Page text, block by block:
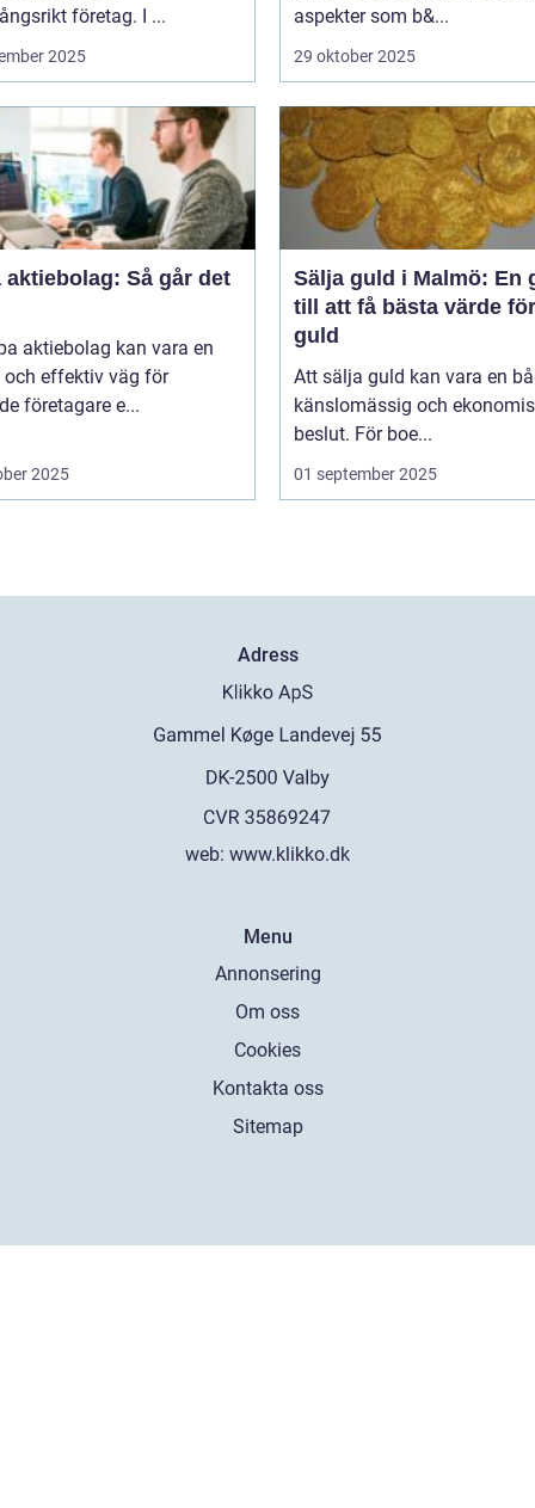
företag. I ...
2025
aspekter som b&...
29 oktober 2025
aktiebolag: Så går det
aktiebolag kan vara en
och effektiv väg för
företagare e...
2025
Sälja guld i Malmö: En
till att få bästa värde
guld
Att sälja guld kan vara en
känslomässig och
beslut. För boe...
01 september 2025
Adress
web: www.klikko.dk
Menu
Annonsering
Om oss
Cookies
Kontakta oss
Sitemap